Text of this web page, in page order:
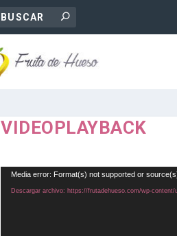
VIDEOPLAYBACK
Reproductor
de
Media error: Format(s) not supported or
Descargar archivo: https://frutadehueso.com/wp-content/